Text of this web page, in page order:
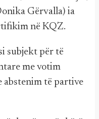
Gërvalla) ia
në KQZ.
subjekt për të
me votim
abstenim të partive